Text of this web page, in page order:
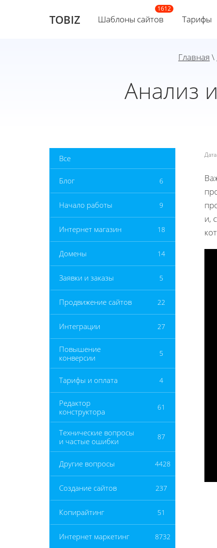
TOBIZ Шаблоны сайтов Тарифы
Главная \
Анализ
Все
Блог 6
Начало работы 9
Интернет магазин 18
Домены 14
Заявки и заказы 5
Продвижение сайтов 22
Интеграции 27
Повышение
конверсии
5
Тарифы и оплата 4
Редактор
конструктора
61
Технические вопросы
и частые ошибки
87
Другие вопросы 4428
Создание сайтов 237
Копирайтинг 51
Интернет маркетинг 8732
и,